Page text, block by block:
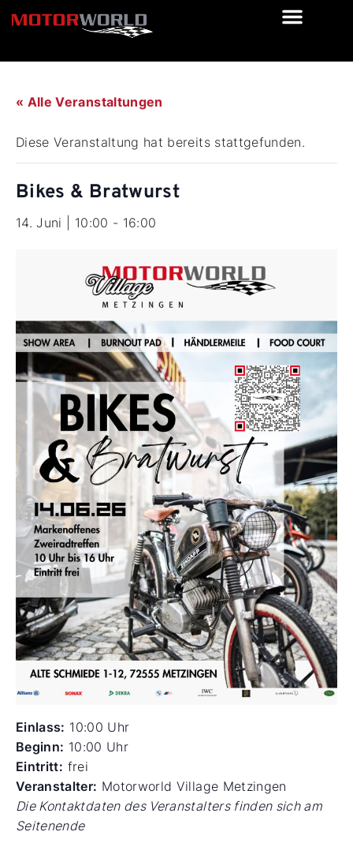
« Alle Veranstaltungen
Diese Veranstaltung hat bereits stattgefunden.
Bikes & Bratwurst
14. Juni | 10:00 - 16:00
Einlass: 10:00 Uhr
Beginn: 10:00 Uhr
Eintritt: frei
Veranstalter: Motorworld Village Metzingen
Die Kontaktdaten des Veranstalters finden sich am
Seitenende